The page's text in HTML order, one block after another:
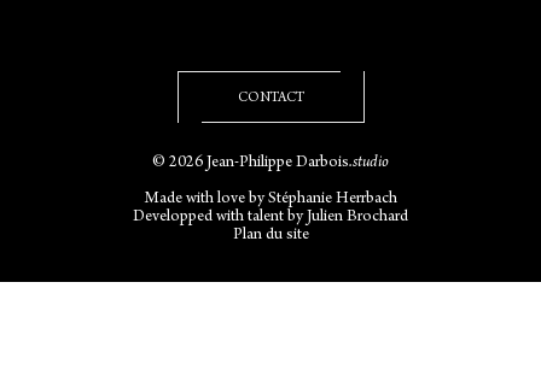
CONTACT
© 2026 Jean-Philippe Darbois.studio
Made with love byStéphanie Herrbach
Developped with talent by Julien Brochard
Plan du site